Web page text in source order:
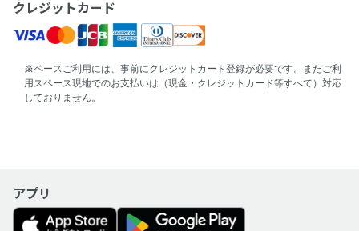
クレジットカード
スペースご利用には、事前にクレジットカード登録が必要です。またご利
用スペース現地でのお支払いは（現金・クレジットカード等すべて）対応
しておりません。
アプリ